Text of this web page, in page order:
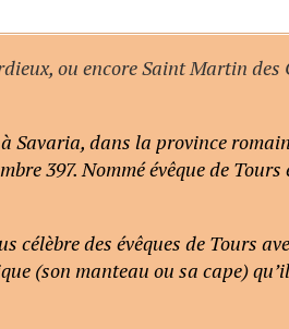
ou encore Saint Martin des
Savaria, dans la province
397. Nommé évêque de
des évêques de Tours
(son manteau ou sa cape)